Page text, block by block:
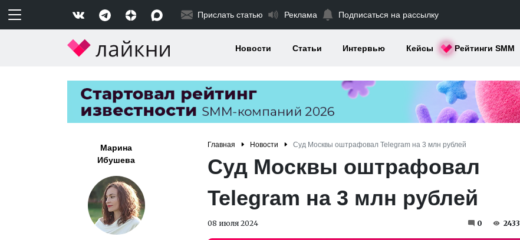
Прислать статью Реклама Подписаться на рассылку
Новости Статьи Интервью Кейсы Рейтинги SMM
Марина
Ибушева
Главная Новости Суд Москвы оштрафовал Telegram на 3 млн рублей
Суд Москвы оштрафовал
Telegram на 3 млн рублей
08 июля 2024 0 2433